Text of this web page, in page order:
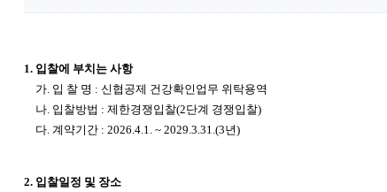
1. 입찰에 부치는 사항
가. 입 찰 명 : 신협공제 건강확인업무 위탁용역
나. 입찰방법 : 제한경쟁입찰(2단계 경쟁입찰)
다. 계약기간 : 2026.4.1. ~ 2029.3.31.(3년)
2. 입찰일정 및 장소